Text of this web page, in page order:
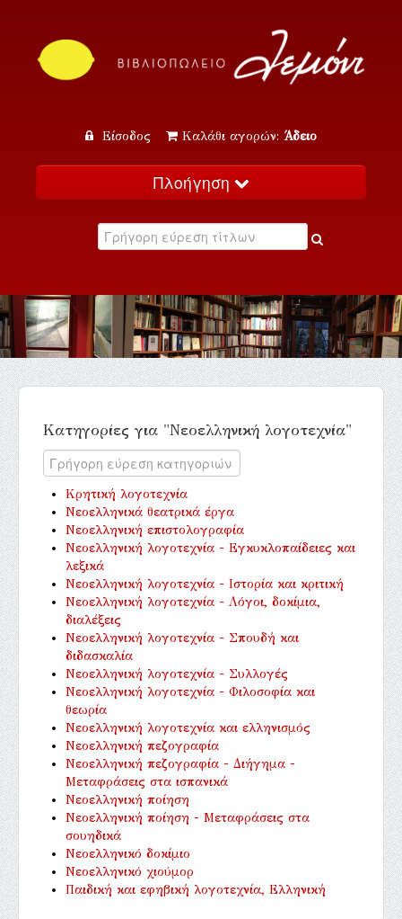
Είσοδος Καλάθι αγορών: Άδειο
Πλοήγηση
Κατάλογος
Εκδηλώσεις
Επικοινωνία
Κατηγορίες για "Νεοελληνική λογοτεχνία"
Κρητική λογοτεχνία
Νεοελληνικά θεατρικά έργα
Νεοελληνική επιστολογραφία
Νεοελληνική λογοτεχνία - Εγκυκλοπαίδειες και
λεξικά
Νεοελληνική λογοτεχνία - Ιστορία και κριτική
Νεοελληνική λογοτεχνία - Λόγοι, δοκίμια,
διαλέξεις
Νεοελληνική λογοτεχνία - Σπουδή και
διδασκαλία
Νεοελληνική λογοτεχνία - Συλλογές
Νεοελληνική λογοτεχνία - Φιλοσοφία και
θεωρία
Νεοελληνική λογοτεχνία και ελληνισμός
Νεοελληνική πεζογραφία
Νεοελληνική πεζογραφία - Διήγημα -
Μεταφράσεις στα ισπανικά
Νεοελληνική ποίηση
Νεοελληνική ποίηση - Μεταφράσεις στα
σουηδικά
Νεοελληνικό δοκίμιο
Νεοελληνικό χιούμορ
Παιδική και εφηβική λογοτεχνία, Ελληνική